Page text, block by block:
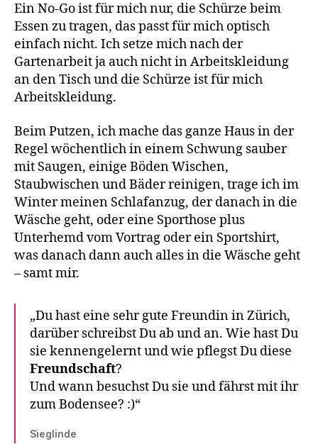
Ein No-Go ist für mich nur, die Schürze beim
Essen zu tragen, das passt für mich optisch
einfach nicht. Ich setze mich nach der
Gartenarbeit ja auch nicht in Arbeitskleidung
an den Tisch und die Schürze ist für mich
Arbeitskleidung.
Beim Putzen, ich mache das ganze Haus in der
Regel wöchentlich in einem Schwung sauber
mit Saugen, einige Böden Wischen,
Staubwischen und Bäder reinigen, trage ich im
Winter meinen Schlafanzug, der danach in die
Wäsche geht, oder eine Sporthose plus
Unterhemd vom Vortrag oder ein Sportshirt,
was danach dann auch alles in die Wäsche geht
– samt mir.
„Du hast eine sehr gute Freundin in Zürich,
darüber schreibst Du ab und an. Wie hast Du
sie kennengelernt und wie pflegst Du diese
Freundschaft?
Und wann besuchst Du sie und fährst mit ihr
zum Bodensee? :)“
Sieglinde